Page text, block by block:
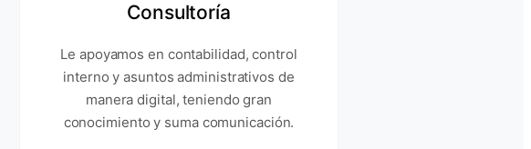
Consultoría
Le apoyamos en contabilidad, control
interno y asuntos administrativos de
manera digital, teniendo gran
conocimiento y suma comunicación.